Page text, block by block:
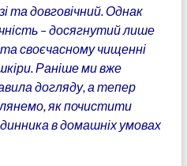
та довговічний. Однак
– досягнутий лише
своєчасному чищенні
Раніше ми вже
догляду, а тепер
як почистити
в домашніх умовах